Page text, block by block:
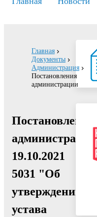
Главная
Документы
Администрация
Постановления
администрации
Постановление
администрации
19.10.2021
5031 "Об
утверждении
устава